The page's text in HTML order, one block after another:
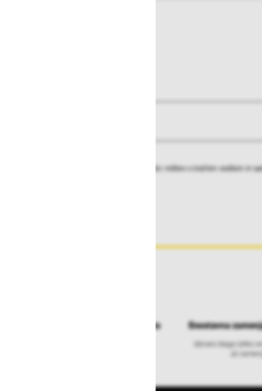
Za enostavno premikanje vzdolž vaših polic: rešitev s tračnim vodilom in
Dostava in prevzemna mesta Enostavna
Izbrano blago lahko
ali